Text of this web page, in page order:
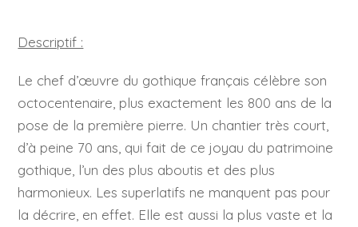
Descriptif :
Le chef d’œuvre du gothique français célèbre son
octocentenaire, plus exactement les 800 ans de la
pose de la première pierre. Un chantier très court,
d’à peine 70 ans, qui fait de ce joyau du patrimoine
gothique, l’un des plus aboutis et des plus
harmonieux. Les superlatifs ne manquent pas pour
la décrire, en effet. Elle est aussi la plus vaste et la